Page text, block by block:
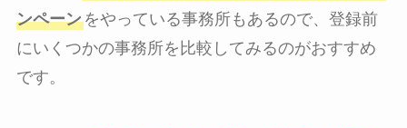
ンペーンをやっている事務所もあるので、登録前
にいくつかの事務所を比較してみるのがおすすめ
です。